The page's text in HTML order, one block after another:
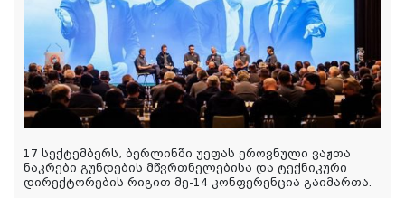
17 სექტემბერს, ბერლინში უეფას ეროვნული ვაჟთა
ნაკრები გუნდების მწვრთნელებისა და ტექნიკური
დირექტორების რიგით მე-14 კონფერენცია გაიმართა.